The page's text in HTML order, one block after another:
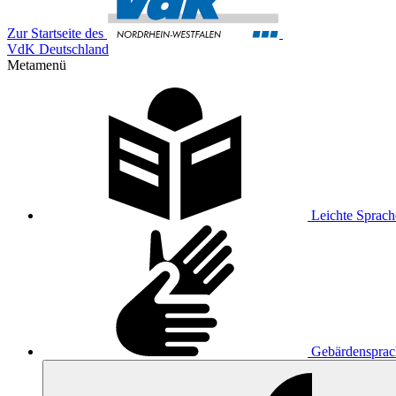
Zur Startseite des
VdK Deutschland
Metamenü
Leichte